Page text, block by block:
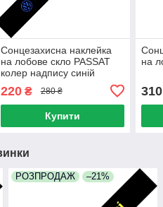
Сонцезахисна наклейка
на лобове скло PASSAT
колер надпису синій
220₴ 280 ₴
Купити
на
310
РОЗПРОДАЖ –21%